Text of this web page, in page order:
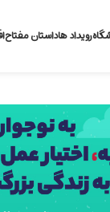
رویداد هاداستان مفتاح